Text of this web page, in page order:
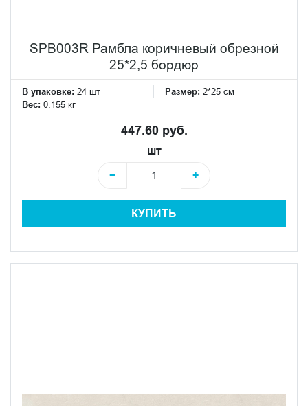
SPB003R Рамбла коричневый обрезной
25*2,5 бордюр
В упаковке: 24 шт Размер: 2*25 см
Вес: 0.155 кг
447.60 руб.
шт
−
+
КУПИТЬ